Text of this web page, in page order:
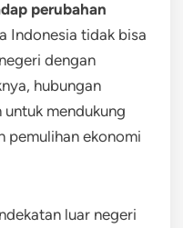
perubahan
Indonesia tidak bisa
dengan
hubungan
mendukung
pemulihan ekonomi
luar negeri